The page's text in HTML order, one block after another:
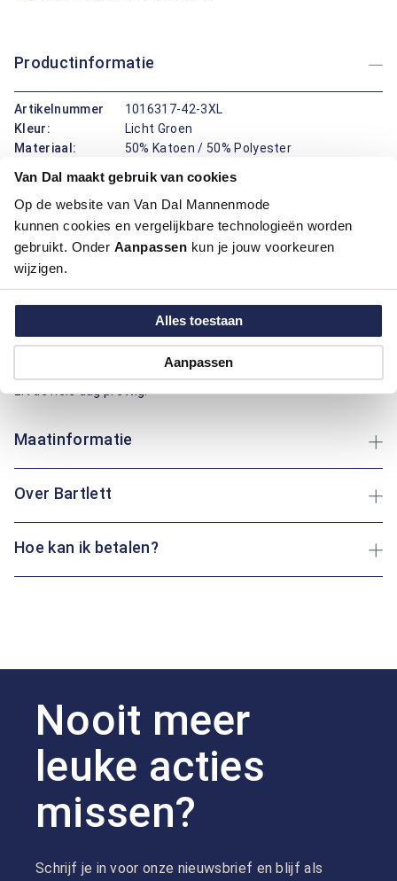
Van Dal maakt gebruik van cookies
Op de website van Van Dal Mannenmode
kunnen cookies en vergelijkbare technologieën worden
gebruikt. Onder Aanpassen kun je jouw voorkeuren
wijzigen.
Alles toestaan
Aanpassen
Productinformatie
Artikelnummer
1016317-42-3XL
Kleur:
Licht Groen
Materiaal:
50% Katoen / 50% Polyester
Deze polo van Bartlett draagt prettig en ziet er verzorgd uit.
De regular fit pasvorm geeft een fijne bewegingsruimte en
valt mooi recht. De mix van katoen en polyester voelt zacht
aan, ademt goed en blijft langer in vorm, ideaal voor dagen
waarop je veel onderweg bent. De natuurprint met
Of je nu een rondje loopt of rustig op het terras zit: deze polo
zit de hele dag prettig.
Maatinformatie
Over Bartlett
Hoe kan ik betalen?
Nooit meer
leuke acties
missen?
Schrijf je in voor onze nieuwsbrief en blijf als